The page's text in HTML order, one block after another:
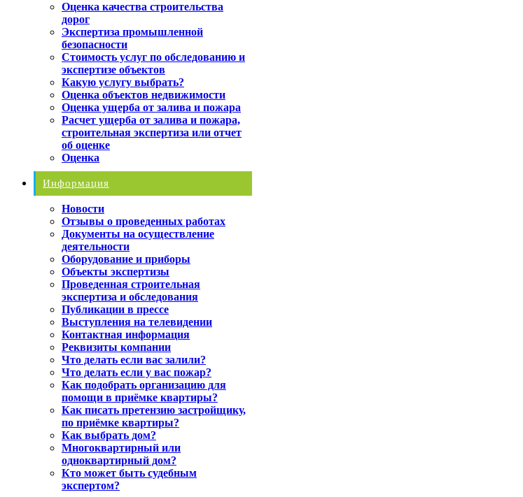
Оценка качества строительства
дорог
Экспертиза промышленной
безопасности
Стоимость услуг по обследованию и
экспертизе объектов
Какую услугу выбрать?
Оценка объектов недвижимости
Оценка ущерба от залива и пожара
Расчет ущерба от залива и пожара,
строительная экспертиза или отчет
об оценке
Оценка
Информация
Новости
Отзывы о проведенных работах
Документы на осуществление
деятельности
Оборудование и приборы
Объекты экспертизы
Проведенная строительная
экспертиза и обследования
Публикации в прессе
Выступления на телевидении
Контактная информация
Реквизиты компании
Что делать если вас залили?
Что делать если у вас пожар?
Как подобрать организацию для
помощи в приёмке квартиры?
Как писать претензию застройщику,
по приёмке квартиры?
Как выбрать дом?
Многоквартирный или
одноквартирный дом?
Кто может быть судебным
экспертом?